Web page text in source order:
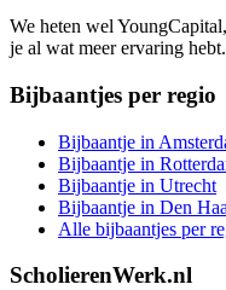
We heten wel
je al wat meer ervaring
Bijbaantjes per regio
Bijbaantje in
Bijbaantje in
Bijbaantje in Utrecht
Bijbaantje in Den
Alle bijbaantjes per
ScholierenWerk.nl